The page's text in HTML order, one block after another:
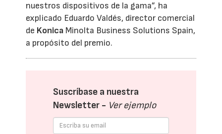
nuestros dispositivos de la gama”, ha
explicado Eduardo Valdés, director comercial
de Konica Minolta Business Solutions Spain,
a propósito del premio.
Suscríbase a nuestra
Newsletter - Ver ejemplo